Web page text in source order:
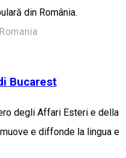
din România.
Bucarest
degli Affari Esteri e della
e diffonde la lingua e